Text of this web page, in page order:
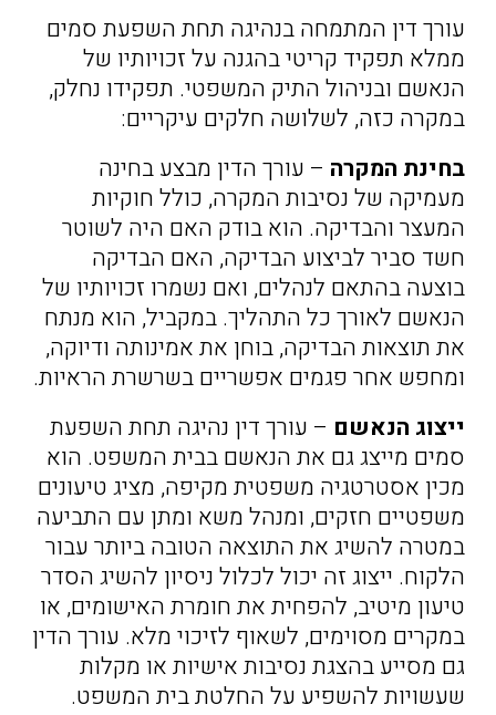
עורך דין המתמחה בנהיגה תחת השפעת סמים
ממלא תפקיד קריטי בהגנה על זכויותיו של
הנאשם ובניהול התיק המשפטי. תפקידו נחלק,
במקרה כזה, לשלושה חלקים עיקריים:
בחינת המקרה – עורך הדין מבצע בחינה
מעמיקה של נסיבות המקרה, כולל חוקיות
המעצר והבדיקה. הוא בודק האם היה לשוטר
חשד סביר לביצוע הבדיקה, האם הבדיקה
בוצעה בהתאם לנהלים, ואם נשמרו זכויותיו של
הנאשם לאורך כל התהליך. במקביל, הוא מנתח
את תוצאות הבדיקה, בוחן את אמינותה ודיוקה,
ומחפש אחר פגמים אפשריים בשרשרת הראיות.
ייצוג הנאשם – עורך דין נהיגה תחת השפעת
סמים מייצג גם את הנאשם בבית המשפט. הוא
מכין אסטרטגיה משפטית מקיפה, מציג טיעונים
משפטיים חזקים, ומנהל משא ומתן עם התביעה
במטרה להשיג את התוצאה הטובה ביותר עבור
הלקוח. ייצוג זה יכול לכלול ניסיון להשיג הסדר
טיעון מיטיב, להפחית את חומרת האישומים, או
במקרים מסוימים, לשאוף לזיכוי מלא. עורך הדין
גם מסייע בהצגת נסיבות אישיות או מקלות
שעשויות להשפיע על החלטת בית המשפט.